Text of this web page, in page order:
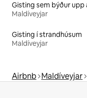
Maldíveyjar
Gisting í strandhúsum
Maldíveyjar
Airbnb Maldíveyjar